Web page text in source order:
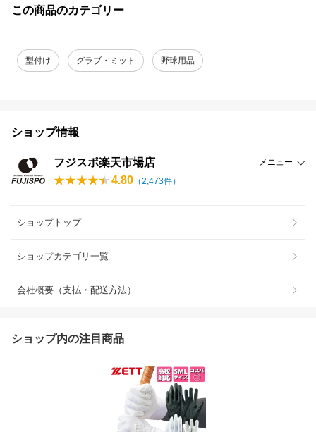
この商品のカテゴリー
型付け グラブ・ミット 野球用品
ショップ情報
フジスポ楽天市場店 メニュー
4.80 （2,473件）
ショップトップ
ショップカテゴリ一覧
会社概要（支払・配送方法）
ショップ内の注目商品